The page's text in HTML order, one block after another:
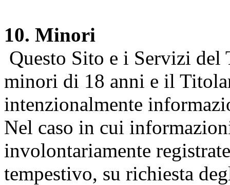
10. Minori
Questo Sito e i Servizi del
minori di 18 anni e il
intenzionalmente
Nel caso in cui
involontariamente
tempestivo, su richiesta